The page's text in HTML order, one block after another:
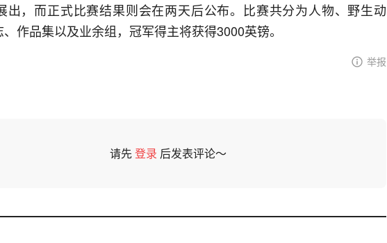
出，而正式比赛结果则会在两天后公布。比赛共分为人物、野生动
作品集以及业余组，冠军得主将获得3000英镑。
举报
请先登录 后发表评论～